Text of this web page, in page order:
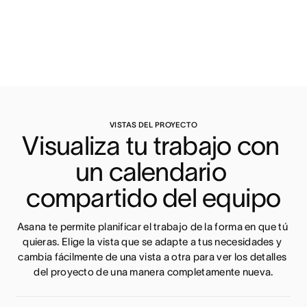
VISTAS DEL PROYECTO
Visualiza tu trabajo con
un calendario
compartido del equipo
Asana te permite planificar el trabajo de la forma en que tú
quieras. Elige la vista que se adapte a tus necesidades y
cambia fácilmente de una vista a otra para ver los detalles
del proyecto de una manera completamente nueva.